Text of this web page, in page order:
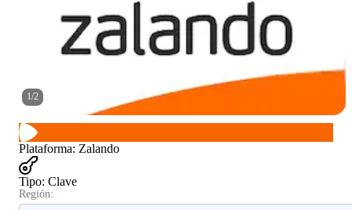
1/2
Plataforma: Zalando
Tipo: Clave
Región: